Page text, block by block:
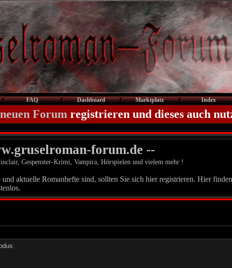
FAQ Dashboard Marktplatz Index
neuen Forum registrieren und dieses auch
forum.de --
Gespenster-Krimi, Vampira, Hörspielen und vielem mehr !
aktuelle Romanhefte sind, sollten Sie sich hier registrieren. Hier